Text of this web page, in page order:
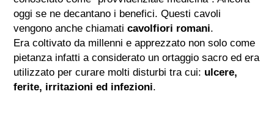
oggi se ne decantano i benefici. Questi cavoli
vengono anche chiamaticavolfiori romani.
Era coltivato da millenni e apprezzato non solo come
pietanza infatti a considerato un ortaggio sacro ed era
utilizzato per curare molti disturbi tra cui: ulcere,
ferite, irritazioni ed infezioni.